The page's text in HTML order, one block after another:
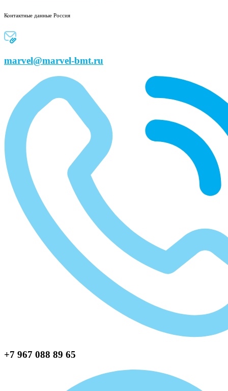
Контактные данные Россия
marvel@marvel-bmt.ru
+7 967 088 89 65